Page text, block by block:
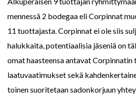
mennessä 2 bodegaa eli Corpinnat
11 tuottajasta. Corpinnat ei ole siis
halukkaita, potentiaalisia jäseniä on
omat haasteensa antavat Corpinnatin
laatuvaatimukset sekä
toinen suoritetaan sadonkorjuun